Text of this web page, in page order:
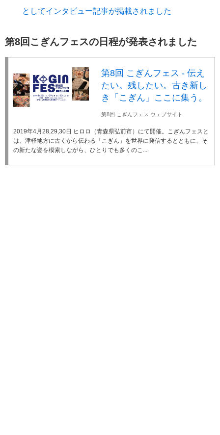
としてインタビュー記事が掲載されました
第8回こぎんフェスの日程が発表されました
第8回 こぎんフェス - 伝え
たい。残したい。古き新し
き「こぎん」ここに集う。
第8回 こぎんフェス ウェブサイト
2019年4月28,29,30日 ヒロロ（青森県弘前市）にて開催。こぎんフェスと
は、津軽地方に古くから伝わる「こぎん」を世界に発信するとともに、そ
の新たな姿を模索しながら、ひとりでも多くのこ...